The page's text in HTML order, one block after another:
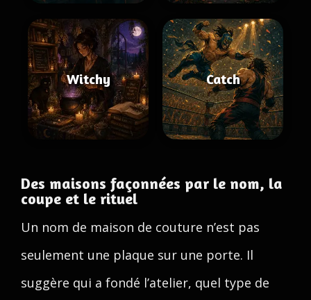
Witchy Catch
Des maisons façonnées par le nom, la
coupe et le rituel
Un nom de maison de couture n’est pas
seulement une plaque sur une porte. Il
suggère qui a fondé l’atelier, quel type de